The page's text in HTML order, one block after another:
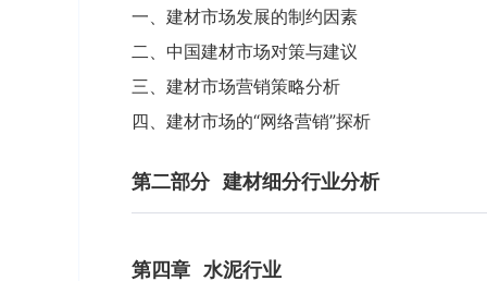
一、建材市场发展的制约因素
二、中国建材市场对策与建议
三、建材市场营销策略分析
四、建材市场的“网络营销”探析
第二部分 建材细分行业分析
第四章 水泥行业